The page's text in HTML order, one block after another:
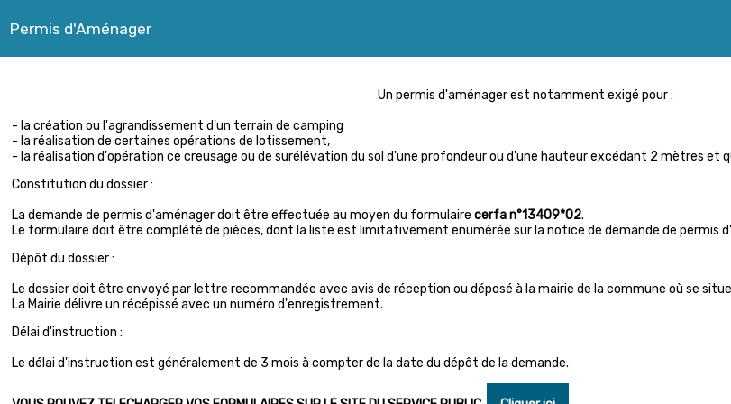
Permis d'Aménager
Un permis d'aménager est notamment exigé pour :
- la création ou l'agrandissement d'un terrain de camping
- la réalisation de certaines opérations de lotissement,
- la réalisation d'opération ce creusage ou de surélévation du sol d'une profondeur ou d'une hauteur excédant 2 mètres et
Constitution du dossier :
La demande de permis d'aménager doit être effectuée au moyen du formulairecerfa n°13409*02.
Le formulaire doit être complété de pièces, dont la liste est limitativement enumérée sur la notice de demande de permis
Dépôt du dossier :
Le dossier doit être envoyé par lettre recommandée avec avis de réception ou déposé à la mairie de la commune où se
La Mairie délivre un récépissé avec un numéro d'enregistrement.
Délai d'instruction :
Le délai d'instruction est généralement de 3 mois à compter de la date du dépôt de la demande.